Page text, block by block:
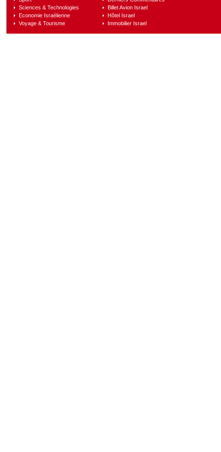
Sciences & Technologies
Economie Israélienne
Voyage & Tourisme
Billet Avion Israel
Hôtel Israel
Immobilier Israel